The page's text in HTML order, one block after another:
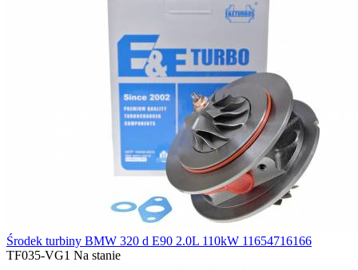
Środek turbiny BMW 320 d E90 2.0L 110kW 11654716166
TF035-VG1 Na stanie